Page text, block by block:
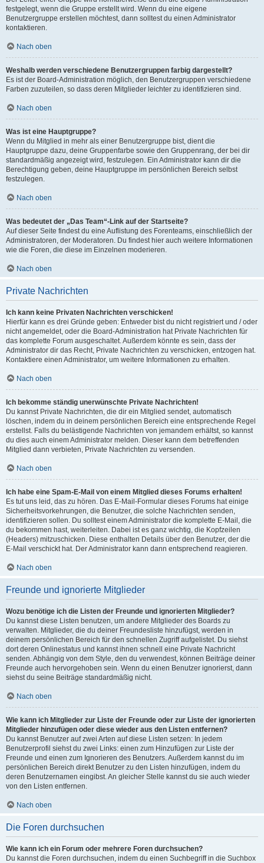
festgelegt, wenn die Gruppe erstellt wird. Wenn du eine eigene
Benutzergruppe erstellen möchtest, dann solltest du einen Administrator
kontaktieren.
Nach oben
Weshalb werden verschiedene Benutzergruppen farbig dargestellt?
Es ist der Board-Administration möglich, den Benutzergruppen verschiedene
Farben zuzuteilen, so dass deren Mitglieder leichter zu identifizieren sind.
Nach oben
Was ist eine Hauptgruppe?
Wenn du Mitglied in mehr als einer Benutzergruppe bist, dient die
Hauptgruppe dazu, deine Gruppenfarbe sowie den Gruppenrang, der bei dir
standardmäßig angezeigt wird, festzulegen. Ein Administrator kann dir die
Berechtigung geben, deine Hauptgruppe im persönlichen Bereich selbst
festzulegen.
Nach oben
Was bedeutet der „Das Team“-Link auf der Startseite?
Auf dieser Seite findest du eine Auflistung des Forenteams, einschließlich der
Administratoren, der Moderatoren. Du findest hier auch weitere Informationen
wie die Foren, die diese im Einzelnen moderieren.
Nach oben
Private Nachrichten
Ich kann keine Privaten Nachrichten verschicken!
Hierfür kann es drei Gründe geben: Entweder bist du nicht registriert und / oder
nicht angemeldet, oder die Board-Administration hat Private Nachrichten für
das komplette Forum ausgeschaltet. Außerdem könnte es sein, dass der
Administrator dir das Recht, Private Nachrichten zu verschicken, entzogen hat.
Kontaktiere einen Administrator, um weitere Informationen zu erhalten.
Nach oben
Ich bekomme ständig unerwünschte Private Nachrichten!
Du kannst Private Nachrichten, die dir ein Mitglied sendet, automatisch
löschen, indem du in deinem persönlichen Bereich eine entsprechende Regel
erstellst. Falls du belästigende Nachrichten von jemandem erhältst, so kannst
du dies auch einem Administrator melden. Dieser kann dem betreffenden
Mitglied dann verbieten, Private Nachrichten zu versenden.
Nach oben
Ich habe eine Spam-E-Mail von einem Mitglied dieses Forums erhalten!
Es tut uns leid, das zu hören. Das E-Mail-Formular dieses Forums hat einige
Sicherheitsvorkehrungen, die Benutzer, die solche Nachrichten senden,
identifizieren sollen. Du solltest einem Administrator die komplette E-Mail, die
du bekommen hast, weiterleiten. Dabei ist es ganz wichtig, die Kopfzeilen
(Headers) mitzuschicken. Diese enthalten Details über den Benutzer, der die
E-Mail verschickt hat. Der Administrator kann dann entsprechend reagieren.
Nach oben
Freunde und ignorierte Mitglieder
Wozu benötige ich die Listen der Freunde und ignorierten Mitglieder?
Du kannst diese Listen benutzen, um andere Mitglieder des Boards zu
verwalten. Mitglieder, die du deiner Freundesliste hinzufügst, werden in
deinem persönlichen Bereich für den schnellen Zugriff aufgelistet. Du siehst
dort deren Onlinestatus und kannst ihnen schnell eine Private Nachricht
senden. Abhängig von dem Style, den du verwendest, können Beiträge deiner
Freunde auch hervorgehoben sein. Wenn du einen Benutzer ignorierst, dann
siehst du seine Beiträge standardmäßig nicht.
Nach oben
Wie kann ich Mitglieder zur Liste der Freunde oder zur Liste der ignorierten
Mitglieder hinzufügen oder diese wieder aus den Listen entfernen?
Du kannst Benutzer auf zwei Arten auf diese Listen setzen: In jedem
Benutzerprofil siehst du zwei Links: einen zum Hinzufügen zur Liste der
Freunde und einen zum Ignorieren des Benutzers. Außerdem kannst du im
persönlichen Bereich direkt Benutzer zu den Listen hinzufügen, indem du
deren Benutzernamen eingibst. An gleicher Stelle kannst du sie auch wieder
von den Listen entfernen.
Nach oben
Die Foren durchsuchen
Wie kann ich ein Forum oder mehrere Foren durchsuchen?
Du kannst die Foren durchsuchen, indem du einen Suchbegriff in die Suchbox